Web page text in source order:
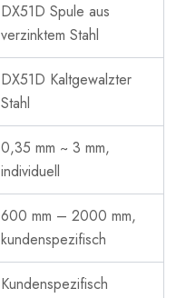
DX51D Spule aus
verzinktem Stahl
DX51D Kaltgewalzter
Stahl
0,35 mm ~ 3 mm,
individuell
600 mm – 2000 mm,
kundenspezifisch
Kundenspezifisch